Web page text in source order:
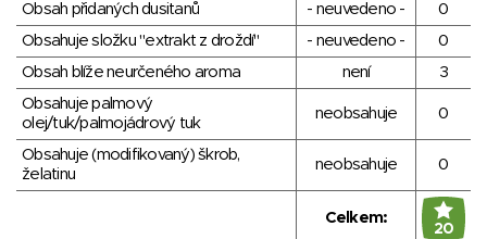
Obsah přidaných dusitanů
- neuvedeno -
0
Obsahuje složku "extrakt z droždí"
- neuvedeno -
0
Obsah blíže neurčeného aroma
není
3
Obsahuje palmový
olej/tuk/palmojádrový tuk
neobsahuje 0
Obsahuje (modifikovaný) škrob,
želatinu
neobsahuje 0
Celkem:
20